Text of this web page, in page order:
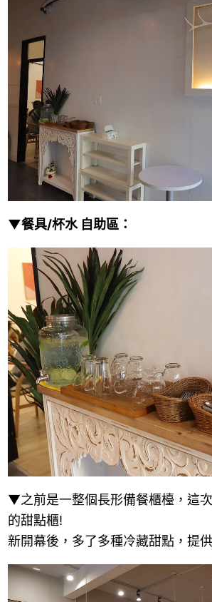
▼餐具/杯水 自助區：
▼之前是一整個長形備餐櫃檯，這
的甜點櫃!
新開幕後，多了多種冷藏甜點，提